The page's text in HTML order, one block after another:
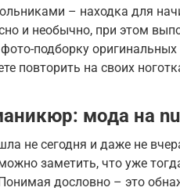
– находка для
и необычно, при этом
подборку
повторить на своих
мода на
не сегодня и даже не
заметить, что уже
дословно – это